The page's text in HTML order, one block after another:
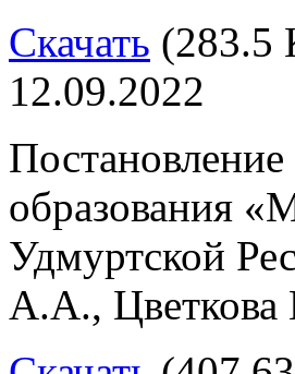
Скачать (283.5
12.09.2022
образования
Удмуртской
А.А.,